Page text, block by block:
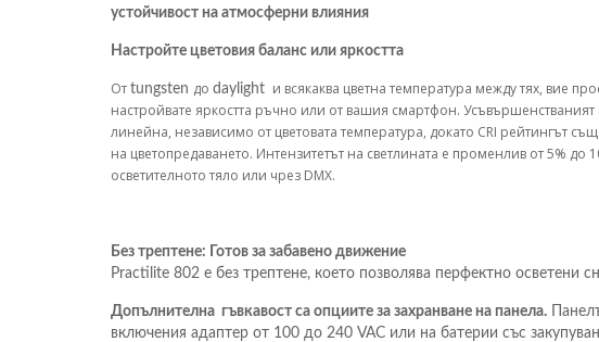
устойчивост на атмосферни влияния
Настройте цветовия баланс или яркостта
От tungsten до daylight и всякаква цветна температура между тях, вие
настройвате яркостта ръчно или от вашия смартфон.
линейна, независимо от цветовата температура, докато CRI рейтингът
на цветопредаването. Интензитетът на светлината е променлив от 5%
осветителното тяло или чрез DMX.
Без трептене: Готов за забавено движение
Practilite 802 е без трептене, което позволява перфектно осветени
Допълнителна гъвкавост са опциите за захранване на панела.
включения адаптер от 100 до 240 VAC или на батерии със